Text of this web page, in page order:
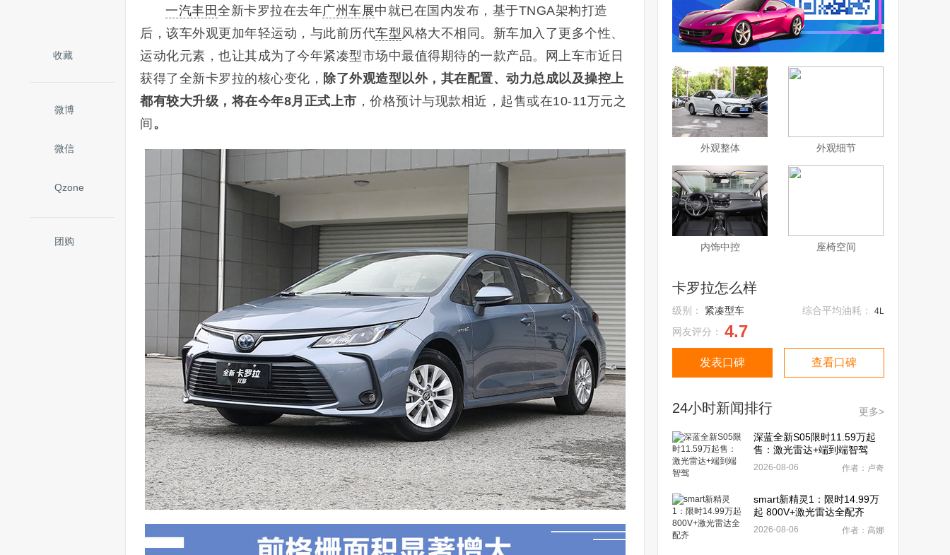
收藏
微博
微信
Qzone
团购
一汽丰田 全新卡罗拉在去年广州车展中就已在国内发布，基于TNGA架构打造
后，该车外观更加年轻运动，与此前历代车型 风格大不相同。新车加入了更多个性、
运动化元素，也让其成为了今年紧凑型市场中最值得期待的一款产品。网上车市近日
获得了全新卡罗拉的核心变化， 除了外观造型以外，其在配置、动力总成以及操控上
都有较大升级，将在今年8月正式上市 ，价格预计与现款相近，起售或在10-11万元之
间 。
外观整体 外观细节
内饰中控 座椅空间
卡罗拉怎么样
级别： 紧凑型车 综合平均油耗： 4L
网友评分： 4.7
发表口碑 查看口碑
24小时新闻排行 更多>
深蓝全新S05限时11.59万起
售：激光雷达+端到端智驾
2026-08-06 作者：卢奇
smart新精灵1：限时14.99万
起 800V+激光雷达全配齐
2026-08-06 作者：高娜